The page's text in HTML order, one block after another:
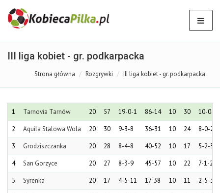
III liga kobiet - gr. podkarpacka
Strona główna Rozgrywki III liga kobiet - gr. podkarpacka
1 Tarnovia Tarnów 20 57 19-0-1 86-14 10 30 10-0-0
2 Aquila Stalowa Wola 20 30 9-3-8 36-31 10 24 8-0-2
3 Grodziszczanka 20 28 8-4-8 40-52 10 17 5-2-3
4 San Gorzyce 20 27 8-3-9 45-57 10 22 7-1-2
5 Syrenka 20 17 4-5-11 17-38 10 11 2-5-3